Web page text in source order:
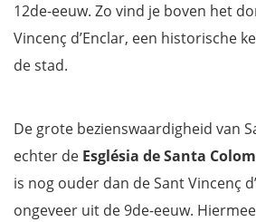
12de-eeuw. Zo vind je boven het
Vincenç d’Enclar, een historische
de stad.
De grote bezienswaardigheid van
echter de Església de Santa
is nog ouder dan de Sant Vincenç
ongeveer uit de 9de-eeuw.